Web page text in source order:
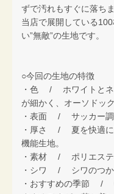
ずで汚れもすぐに落ちま
当店で展開している
い”無敵”の生地です。
○今回の生地の特徴
・色 / ホワイトとネ
が細かく、オーソドッ
・表面 / サッカー調
・厚さ / 夏を快適に
機能生地。
・素材 / ポリエステ
・シワ / シワのつか
・おすすめの季節 /